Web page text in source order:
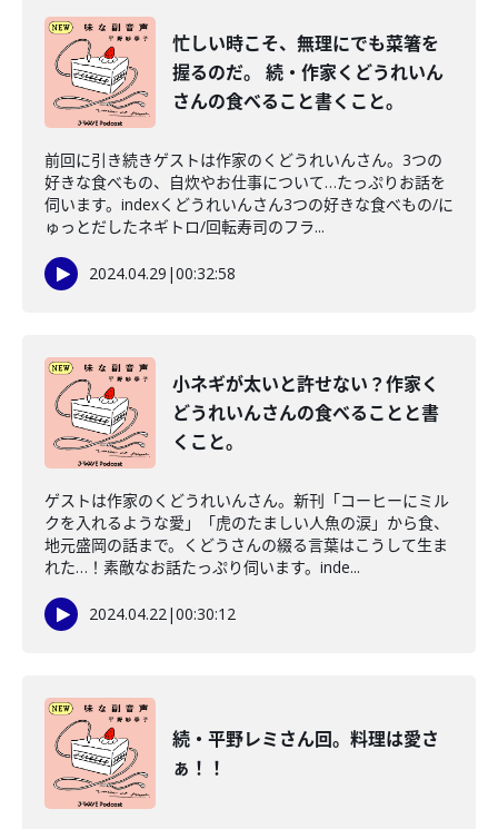
忙しい時こそ、無理にでも菜箸を
握るのだ。 続・作家くどうれいん
さんの食べること書くこと。
前回に引き続きゲストは作家のくどうれいんさん。3つの
好きな食べもの、自炊やお仕事について…たっぷりお話を
伺います。indexくどうれいんさん3つの好きな食べもの/に
ゅっとだしたネギトロ/回転寿司のフラ...
2024.04.29 |00:32:58
小ネギが太いと許せない？作家く
どうれいんさんの食べることと書
くこと。
ゲストは作家のくどうれいんさん。新刊「コーヒーにミル
クを入れるような愛」「虎のたましい人魚の涙」から食、
地元盛岡の話まで。くどうさんの綴る言葉はこうして生ま
れた…！素敵なお話たっぷり伺います。inde...
2024.04.22|00:30:12
続・平野レミさん回。料理は愛さ
ぁ！！